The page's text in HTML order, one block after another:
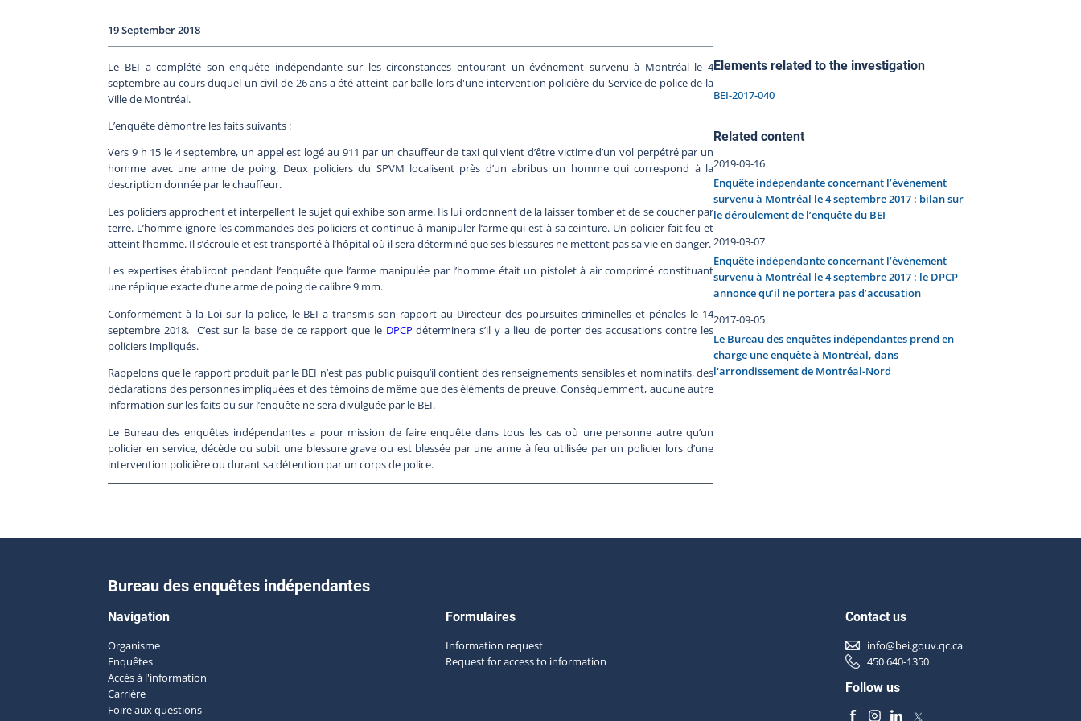
19 September 2018
Le BEI a complété son enquête indépendante sur les circonstances entourant un événement survenu à Montréal le 4
septembre au cours duquel un civil de 26 ans a été atteint par balle lors d'une intervention policière du Service de police de la
Ville de Montréal.
L’enquête démontre les faits suivants :
Vers 9 h 15 le 4 septembre, un appel est logé au 911 par un chauffeur de taxi qui vient d’être victime d’un vol perpétré par un
homme avec une arme de poing. Deux policiers du SPVM localisent près d’un abribus un homme qui correspond à la
description donnée par le chauffeur.
Les policiers approchent et interpellent le sujet qui exhibe son arme. Ils lui ordonnent de la laisser tomber et de se coucher par
terre. L’homme ignore les commandes des policiers et continue à manipuler l’arme qui est à sa ceinture. Un policier fait feu et
atteint l’homme. Il s’écroule et est transporté à l’hôpital où il sera déterminé que ses blessures ne mettent pas sa vie en danger.
Les expertises établiront pendant l’enquête que l’arme manipulée par l’homme était un pistolet à air comprimé constituant
une réplique exacte d’une arme de poing de calibre 9 mm.
Conformément à la Loi sur la police, le BEI a transmis son rapport au Directeur des poursuites criminelles et pénales le 14
septembre 2018. C’est sur la base de ce rapport que le DPCP déterminera s’il y a lieu de porter des accusations contre les
policiers impliqués.
Rappelons que le rapport produit par le BEI n’est pas public puisqu’il contient des renseignements sensibles et nominatifs, des
déclarations des personnes impliquées et des témoins de même que des éléments de preuve. Conséquemment, aucune autre
information sur les faits ou sur l’enquête ne sera divulguée par le BEI.
Le Bureau des enquêtes indépendantes a pour mission de faire enquête dans tous les cas où une personne autre qu’un
policier en service, décède ou subit une blessure grave ou est blessée par une arme à feu utilisée par un policier lors d’une
intervention policière ou durant sa détention par un corps de police.
Elements related to the investigation
BEI-2017-040
Related content
2019-09-16
Enquête indépendante concernant l’événement
survenu à Montréal le 4 septembre 2017 : bilan sur
le déroulement de l’enquête du BEI
2019-03-07
Enquête indépendante concernant l’événement
survenu à Montréal le 4 septembre 2017 : le DPCP
annonce qu’il ne portera pas d’accusation
2017-09-05
Le Bureau des enquêtes indépendantes prend en
charge une enquête à Montréal, dans
l'arrondissement de Montréal-Nord
Bureau des enquêtes indépendantes
Navigation
Organisme
Enquêtes
Accès à l'information
Carrière
Foire aux questions
Formulaires
Information request
Request for access to information
Contact us
info@bei.gouv.qc.ca
450 640-1350
Follow us